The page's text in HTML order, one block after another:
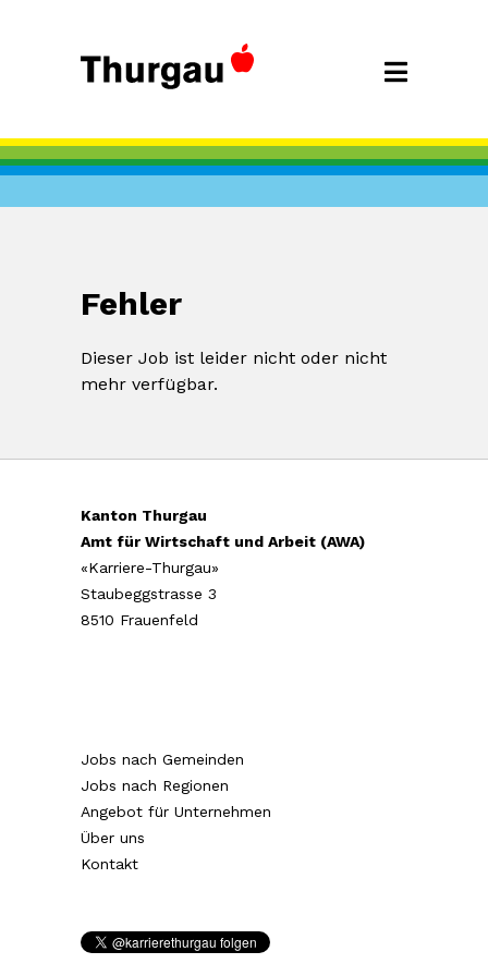
Fehler
Dieser Job ist leider nicht oder nicht
mehr verfügbar.
Kanton Thurgau
Amt für Wirtschaft und Arbeit (AWA)
«Karriere-Thurgau»
Staubeggstrasse 3
8510 Frauenfeld
Jobs nach Gemeinden
Jobs nach Regionen
Angebot für Unternehmen
Über uns
Kontakt